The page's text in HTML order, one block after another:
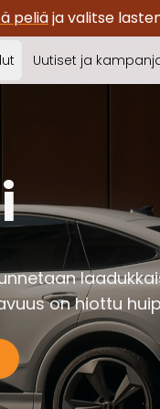
peliäja valitse
Uutiset ja
on hiottu